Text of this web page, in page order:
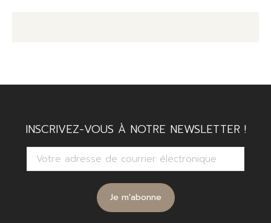
INSCRIVEZ-VOUS À NOTRE NEWSLETTER !